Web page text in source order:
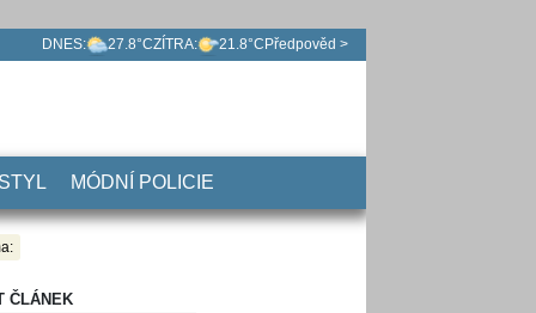
DNES: 27.8°CZÍTRA: 21.8°C Předpověd >
MÓDNÍ POLICIE
ČLÁNEK